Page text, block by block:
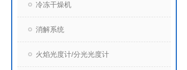
冷冻干燥机
消解系统
火焰光度计/分光光度计